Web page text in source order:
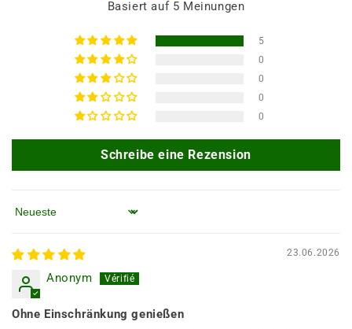
Basiert auf 5 Meinungen
5
0
0
0
0
Schreibe eine Rezension
Sortieren nach
23.06.2026
Anonym
Ohne Einschränkung genießen